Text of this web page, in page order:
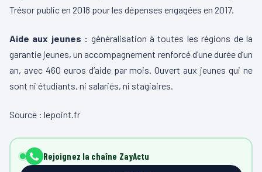
Trésor public en 2018 pour les dépenses engagées en 2017.
Aide aux jeunes : généralisation à toutes les régions de la
garantie jeunes, un accompagnement renforcé d’une durée d’un
an, avec 460 euros d’aide par mois. Ouvert aux jeunes qui ne
sont ni étudiants, ni salariés, ni stagiaires.
Source : lepoint.fr
Rejoignez la chaîne ZayActu